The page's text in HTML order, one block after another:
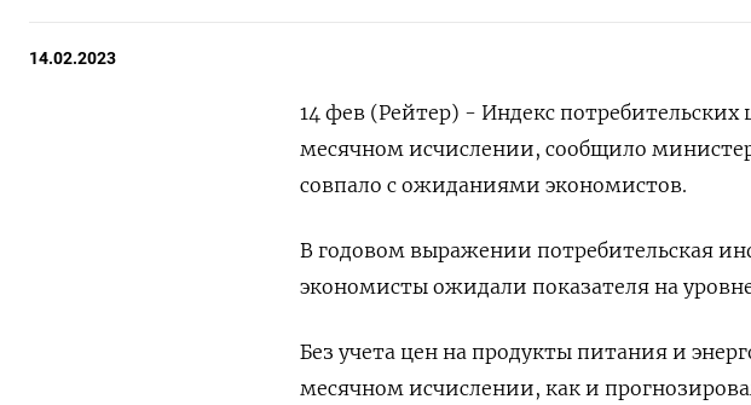
14.02.2023
14 фев (Рейтер) - Индекс потребительских
месячном исчислении, сообщило
совпало с ожиданиями экономистов.
В годовом выражении потребительская
экономисты ожидали показателя на
Без учета цен на продукты питания и
месячном исчислении, как и